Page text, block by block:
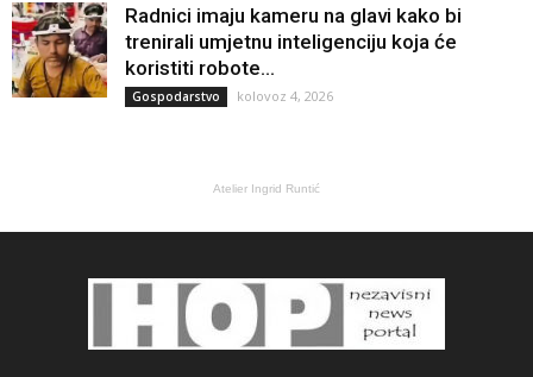
Radnici imaju kameru na glavi kako bi
trenirali umjetnu inteligenciju koja će
koristiti robote...
Gospodarstvo kolovoz 4, 2026
Atelier Ingrid Runtić